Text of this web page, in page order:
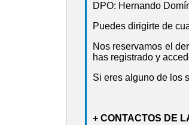
DPO: Hernando
Puedes dirigirte de
Nos reservamos el
has registrado y
Si eres alguno de los
+ CONTACTOS DE